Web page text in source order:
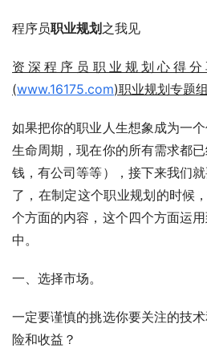
程序员职业规划之我见
资深程序员职业规划心得
(www.16175.com)职业规划专题组
如果把你的职业人生想象成为一
生命周期，现在你的所有需求都
钱，有公司等等），接下来我们
了，在制定这个职业规划的时候
个方面的内容，这个四个方面运
中。
一、选择市场。
一定要谨慎的挑选你要关注的技
险和收益？